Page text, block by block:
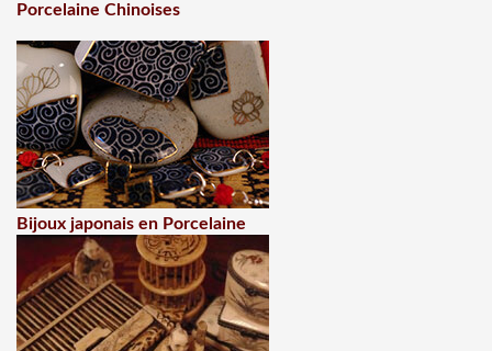
Porcelaine Chinoises
Bijoux japonais en Porcelaine